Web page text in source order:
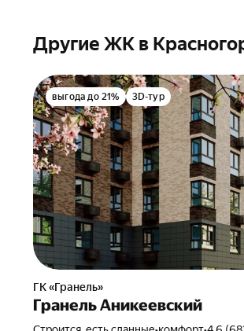
Другие ЖК в
выгода до 21% 3D-тур
ГК «Гранель»
Гранель Аникеевский